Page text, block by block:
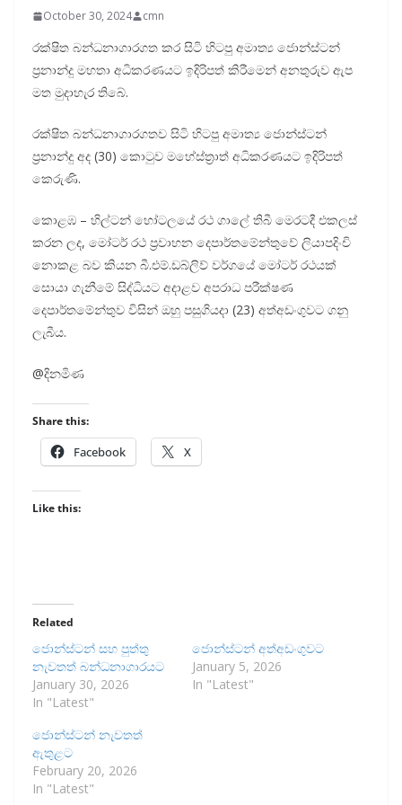
October 30, 2024 cmn
රක්ෂිත බන්ධනාගාරගත කර සිටි හිටපු අමාත්‍ය ජොන්ස්ටන්
ප්‍රනාන්දු මහතා අධිකරණයට ඉදිරිපත් කිරීමෙන් අනතුරුව ඇප
මත මුදාහැර තිබේ.
රක්ෂිත බන්ධනාගාරගතව සිටි හිටපු අමාත්‍ය ජොන්ස්ටන්
ප්‍රනාන්දු අද (30) කොටුව මහේස්ත්‍රාත් අධිකරණයට ඉදිරිපත්
කෙරුණි.
කොළඹ – හිල්ටන් හෝටලයේ රථ ගාලේ තිබී මෙරටදී එකලස්
කරන ලද, මෝටර් රථ ප්‍රවාහන දෙපාර්තමේන්තුවේ ලියාපදිංචි
නොකළ බව කියන බී.එම්.ඩබ්ලිව් වර්ගයේ මෝටර් රථයක්
සොයා ගැනීමේ සිද්ධියට අදාළව අපරාධ පරීක්ෂණ
දෙපාර්තමේන්තුව විසින් ඔහු පසුගියදා (23) අත්අඩංගුවට ගනු
ලැබීය.
@දිනමිණ
Share this:
Facebook X
Like this:
Related
ජොන්ස්ටන් සහ පුත්තු
නැවතත් බන්ධනාගාරයට
January 30, 2026
In "Latest"
ජොන්ස්ටන් අත්අඩංගුවට
January 5, 2026
In "Latest"
ජොන්ස්ටන් නැවතත්
ඇතුළට
February 20, 2026
In "Latest"